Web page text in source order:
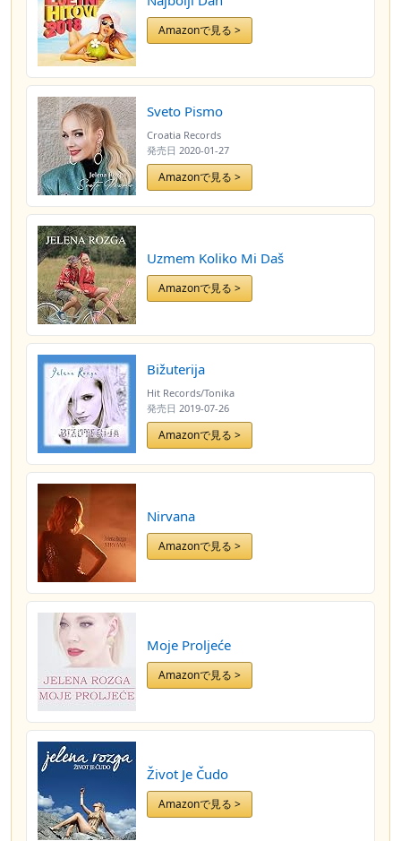
Amazonで見る >
Sveto Pismo
Croatia Records
発売日 2020-01-27
Amazonで見る >
Uzmem Koliko Mi Daš
Amazonで見る >
Bižuterija
Hit Records/Tonika
発売日 2019-07-26
Amazonで見る >
Nirvana
Amazonで見る >
Moje Proljeće
Amazonで見る >
Život Je Čudo
Amazonで見る >